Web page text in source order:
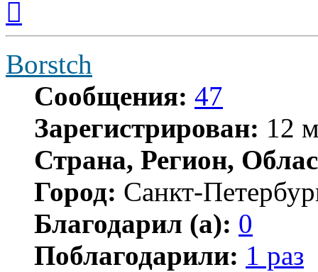
началу
Borstch
Сообщения: 47
Зарегистрирован: 12
Страна, Регион,
Город: Санкт-
Благодарил (а): 0
Поблагодарили: 1 раз